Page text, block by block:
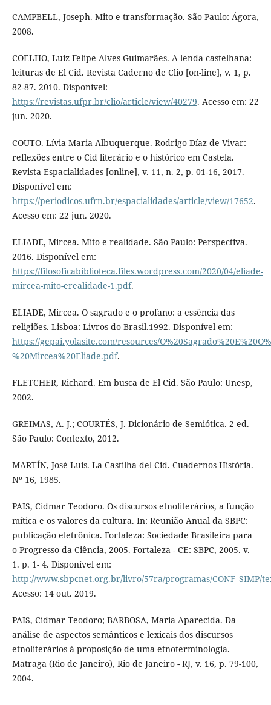
CAMPBELL, Joseph. Mito e transformação. São Paulo: Ágora,
2008.
COELHO, Luiz Felipe Alves Guimarães. A lenda castelhana:
leituras de El Cid. Revista Caderno de Clio [on-line], v. 1, p.
82-87. 2010. Disponível:
https://revistas.ufpr.br/clio/article/view/40279. Acesso em: 22
jun. 2020.
COUTO. Lívia Maria Albuquerque. Rodrigo Díaz de Vivar:
reflexões entre o Cid literário e o histórico em Castela.
Revista Espacialidades [online], v. 11, n. 2, p. 01-16, 2017.
Disponível em:
https://periodicos.ufrn.br/espacialidades/article/view/17652.
Acesso em: 22 jun. 2020.
ELIADE, Mircea. Mito e realidade. São Paulo: Perspectiva.
2016. Disponível em:
https://filosoficabiblioteca.files.wordpress.com/2020/04/eliade-
mircea-mito-erealidade-1.pdf.
ELIADE, Mircea. O sagrado e o profano: a essência das
religiões. Lisboa: Livros do Brasil.1992. Disponível em:
https://gepai.yolasite.com/resources/
%20Mircea%20Eliade.pdf.
FLETCHER, Richard. Em busca de El Cid. São Paulo: Unesp,
2002.
GREIMAS, A. J.; COURTÉS, J. Dicionário de Semiótica. 2 ed.
São Paulo: Contexto, 2012.
MARTÍN, José Luis. La Castilha del Cid. Cuadernos História.
Nº 16, 1985.
PAIS, Cidmar Teodoro. Os discursos etnoliterários, a função
mítica e os valores da cultura. In: Reunião Anual da SBPC:
publicação eletrônica. Fortaleza: Sociedade Brasileira para
o Progresso da Ciência, 2005. Fortaleza - CE: SBPC, 2005. v.
1. p. 1- 4. Disponível em:
http://www.sbpcnet.org.br/livro/57ra/programas/CONF_SIMP/
Acesso: 14 out. 2019.
PAIS, Cidmar Teodoro; BARBOSA, Maria Aparecida. Da
análise de aspectos semânticos e lexicais dos discursos
etnoliterários à proposição de uma etnoterminologia.
Matraga (Rio de Janeiro), Rio de Janeiro - RJ, v. 16, p. 79-100,
2004.